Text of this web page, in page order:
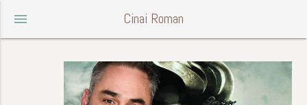
menu Cinai Roman